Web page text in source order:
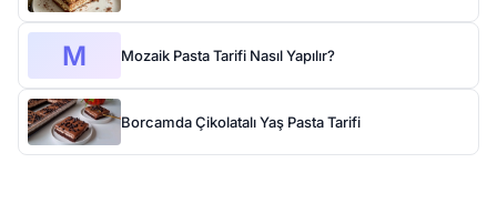
M Mozaik Pasta Tarifi Nasıl Yapılır?
Borcamda Çikolatalı Yaş Pasta Tarifi